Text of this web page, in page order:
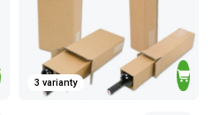
3 varianty